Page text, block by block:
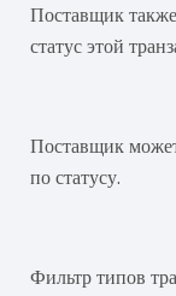
Поставщик
статус этой
Поставщик
по статусу.
Фильтр типов